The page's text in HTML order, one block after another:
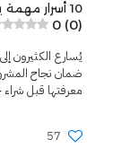
10 أسرار مهمة ينبغي معرفتها قبل شراء الفرنشايز
0 (0)
يُسارع الكثيرون
ضمان نجاح
معرفتها قبل شراء
57